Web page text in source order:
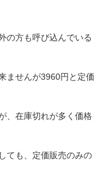
の方も呼び込んでいる
ませんが3960円と定価
、在庫切れが多く価格
ても、定価販売のみの